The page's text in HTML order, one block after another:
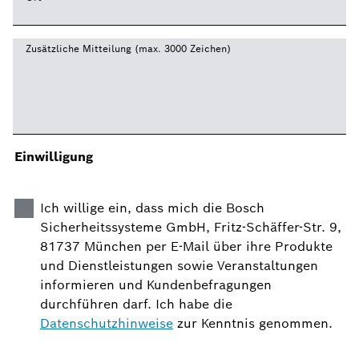
Zusätzliche Mitteilung (max. 3000 Zeichen)
Einwilligung
Ich willige ein, dass mich die Bosch
Sicherheitssysteme GmbH, Fritz-Schäffer-Str. 9,
81737 München per E-Mail über ihre Produkte
und Dienstleistungen sowie Veranstaltungen
informieren und Kundenbefragungen
durchführen darf. Ich habe die
Datenschutzhinweise zur Kenntnis genommen.